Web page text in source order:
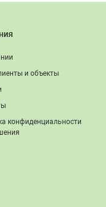
и объекты
конфиденциальности